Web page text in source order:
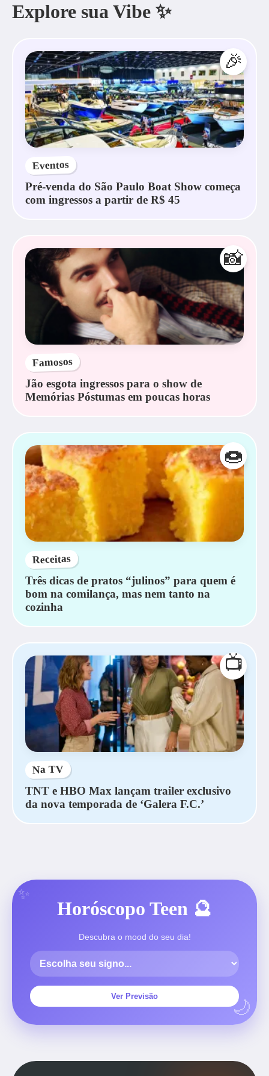
Explore sua Vibe ✨
🎉
Eventos
Pré-venda do São Paulo Boat Show começa
com ingressos a partir de R$ 45
📸
Famosos
Jão esgota ingressos para o show de
Memórias Póstumas em poucas horas
🍩
Receitas
Três dicas de pratos “julinos” para quem é
bom na comilança, mas nem tanto na
cozinha
📺
Na TV
TNT e HBO Max lançam trailer exclusivo
da nova temporada de ‘Galera F.C.’
Horóscopo Teen 🔮
Descubra o mood do seu dia!
Ver Previsão